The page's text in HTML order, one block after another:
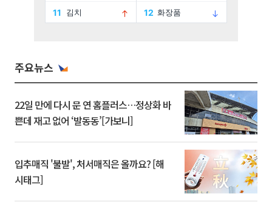
주요뉴스
22일 만에 다시 문 연 홈플러스…정상화 바
쁜데 재고 없어 ‘발동동’[가보니]
입추매직 '불발', 처서매직은 올까요? [해
시태그]